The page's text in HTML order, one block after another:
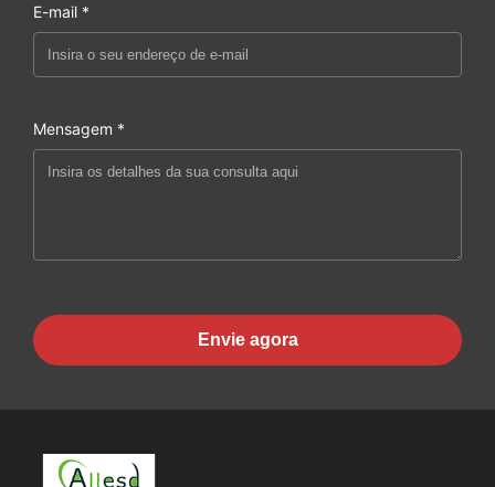
E-mail *
Mensagem *
Envie agora